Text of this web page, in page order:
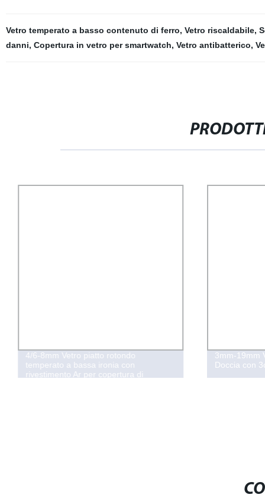
Vetro temperato a basso contenuto di ferro, Vetro riscaldabile,
danni, Copertura in vetro per smartwatch, Vetro antibatterico,
4/6-8mm Vetro piatto rotondo
temperato a bassa ironia con
rivestimento Ar per copertura di
3mm-19mm
Doccia con